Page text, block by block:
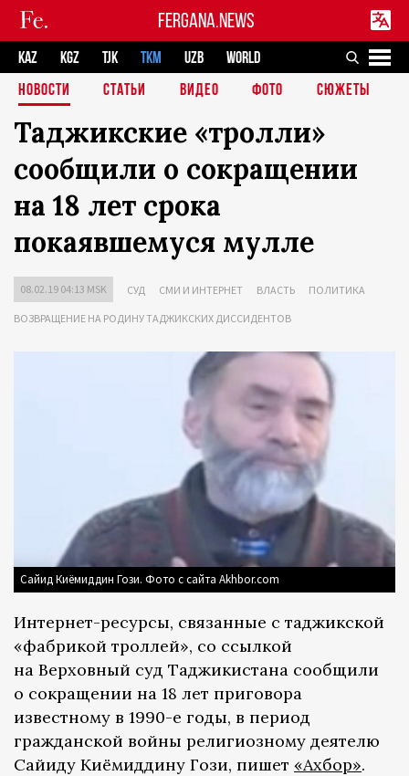
FERGANA.NEWS
KAZ KGZ TJK TKM UZB
WORLD
НОВОСТИ
СТАТЬИ ВИДЕО ФОТО СЮЖЕТЫ
Таджикские «тролли»
сообщили о сокращении
на 18 лет срока
покаявшемуся мулле
08.02.19 04:13 MSK СУД СМИ И ИНТЕРНЕТ ВЛАСТЬ ПОЛИТИКА
ВОЗВРАЩЕНИЕ НА РОДИНУ ТАДЖИКСКИХ ДИССИДЕНТОВ
Сайид Киёмиддин Гози. Фото с сайта Akhbor.com
Интернет-ресурсы, связанные с таджикской
«фабрикой троллей», со ссылкой
на Верховный суд Таджикистана сообщили
о сокращении на 18 лет приговора
известному в 1990-е годы, в период
гражданской войны религиозному деятелю
Сайиду Киёмиддину Гози, пишет «Ахбор».